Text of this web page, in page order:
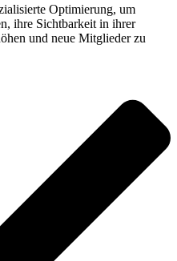
Optimierung, um
ihre Sichtbarkeit in ihrer
und neue Mitglieder zu